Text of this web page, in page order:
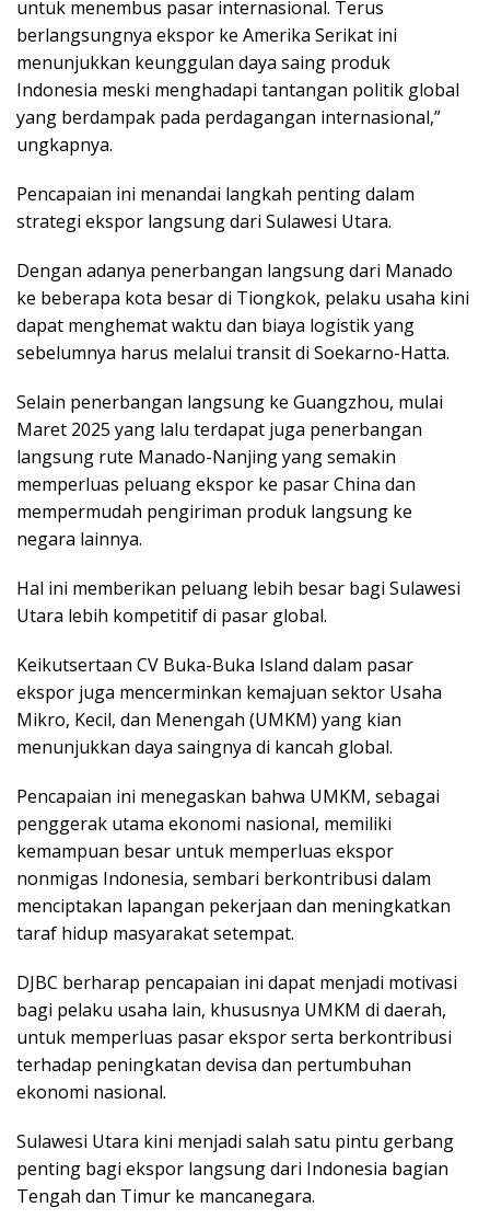
untuk menembus pasar internasional. Terus
berlangsungnya ekspor ke Amerika Serikat ini
menunjukkan keunggulan daya saing produk
Indonesia meski menghadapi tantangan politik global
yang berdampak pada perdagangan internasional,”
ungkapnya.
Pencapaian ini menandai langkah penting dalam
strategi ekspor langsung dari Sulawesi Utara.
Dengan adanya penerbangan langsung dari Manado
ke beberapa kota besar di Tiongkok, pelaku usaha kini
dapat menghemat waktu dan biaya logistik yang
sebelumnya harus melalui transit di Soekarno-Hatta.
Selain penerbangan langsung ke Guangzhou, mulai
Maret 2025 yang lalu terdapat juga penerbangan
langsung rute Manado-Nanjing yang semakin
memperluas peluang ekspor ke pasar China dan
mempermudah pengiriman produk langsung ke
negara lainnya.
Hal ini memberikan peluang lebih besar bagi Sulawesi
Utara lebih kompetitif di pasar global.
Keikutsertaan CV Buka-Buka Island dalam pasar
ekspor juga mencerminkan kemajuan sektor Usaha
Mikro, Kecil, dan Menengah (UMKM) yang kian
menunjukkan daya saingnya di kancah global.
Pencapaian ini menegaskan bahwa UMKM, sebagai
penggerak utama ekonomi nasional, memiliki
kemampuan besar untuk memperluas ekspor
nonmigas Indonesia, sembari berkontribusi dalam
menciptakan lapangan pekerjaan dan meningkatkan
taraf hidup masyarakat setempat.
DJBC berharap pencapaian ini dapat menjadi motivasi
bagi pelaku usaha lain, khususnya UMKM di daerah,
untuk memperluas pasar ekspor serta berkontribusi
terhadap peningkatan devisa dan pertumbuhan
ekonomi nasional.
Sulawesi Utara kini menjadi salah satu pintu gerbang
penting bagi ekspor langsung dari Indonesia bagian
Tengah dan Timur ke mancanegara.